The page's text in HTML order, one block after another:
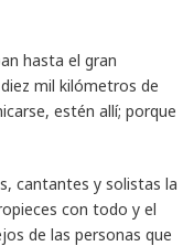
hasta el gran
mil kilómetros de
estén allí; porque
cantantes y solistas la
con todo y el
de las personas que